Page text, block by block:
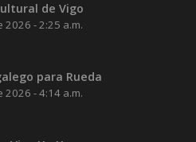
de Vigo
2026 - 2:25 a.m.
para Rueda
2026 - 4:14 a.m.